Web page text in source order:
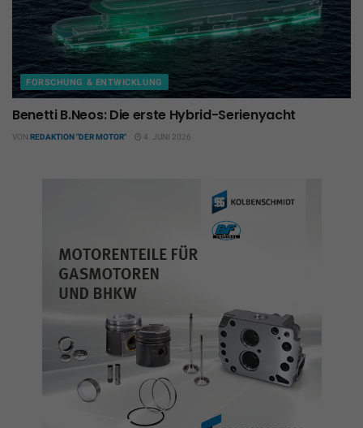
FORSCHUNG & ENTWICKLUNG
Benetti B.Neos: Die erste Hybrid-Serienyacht
VON REDAKTION "DER MOTOR" 4. JUNI 2026